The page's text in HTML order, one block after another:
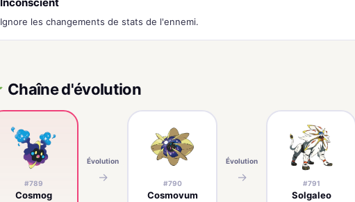
Ignore les changements de stats de l'ennemi.
Chaîne d'évolution
#789
Cosmog
Évolution
→ #790
Cosmovum
Évolution
→ #791
Solgaleo